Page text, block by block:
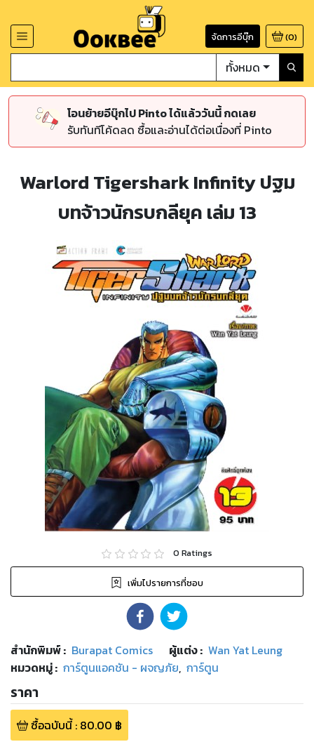
จัดการอีบุ๊ก (0)
ทั้งหมด
โอนย้ายอีบุ๊กไป Pinto ได้แล้ววันนี้ กดเลย
รับทันทีโค้ดลด ซื้อและอ่านได้ต่อเนื่องที่ Pinto
Warlord Tigershark Infinity ปฐม
บทจ้าวนักรบกลียุค เล่ม 13
0 Ratings
เพิ่มไปรายการที่ชอบ
สำนักพิมพ์: Burapat Comics ผู้แต่ง : Wan Yat Leung
หมวดหมู่: การ์ตูนแอคชัน - ผจญภัย, การ์ตูน
ราคา
ซื้อฉบับนี้: 80.00 ฿